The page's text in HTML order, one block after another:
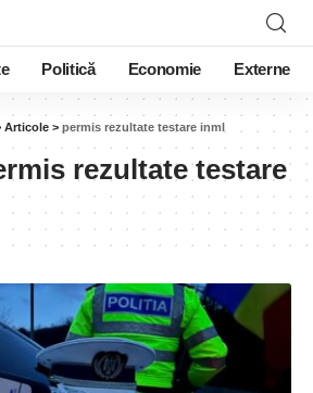
Politică Economie Externe
Articole > permis rezultate testare inml
rezultate testare